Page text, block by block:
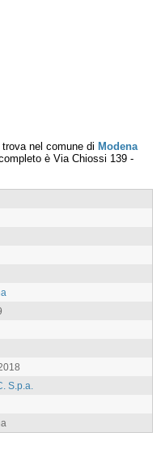
nel comune di Modena
è Via Chiossi 139 -
S.p.a.